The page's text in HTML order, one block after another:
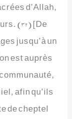
d’Allah,
(32) [De
jusqu’à un
est auprès
afin qu’ils
de cheptel